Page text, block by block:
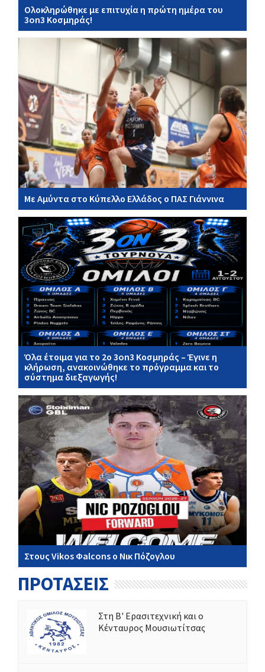
Ολοκληρώθηκε με επιτυχία η πρώτη ημέρα του
3on3 Κοσμηράς!
Με Αμύντα στο Κύπελλο Ελλάδος ο ΠΑΣ Γιάννινα
Όλα έτοιμα για το 2ο 3on3 Κοσμηράς – Έγινε η
κλήρωση, ανακοινώθηκε το πρόγραμμα και το
σύστημα διεξαγωγής!
Στους Vikos Φalcons ο Νικ Πόζογλου
ΠΡΟΤΑΣΕΙΣ
Στη Β' Ερασιτεχνική και ο
Κένταυρος Μουσιωτίτσας